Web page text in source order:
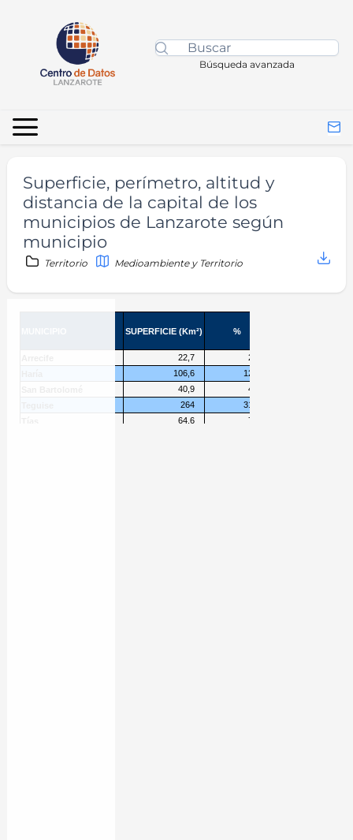
Búsqueda avanzada
Superficie, perímetro, altitud y
distancia de la capital de los
municipios de Lanzarote según
municipio
Territorio Medioambiente y Territorio